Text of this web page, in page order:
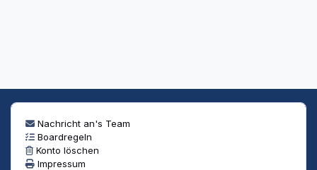
Nachricht an's Team
Boardregeln
Konto löschen
Impressum